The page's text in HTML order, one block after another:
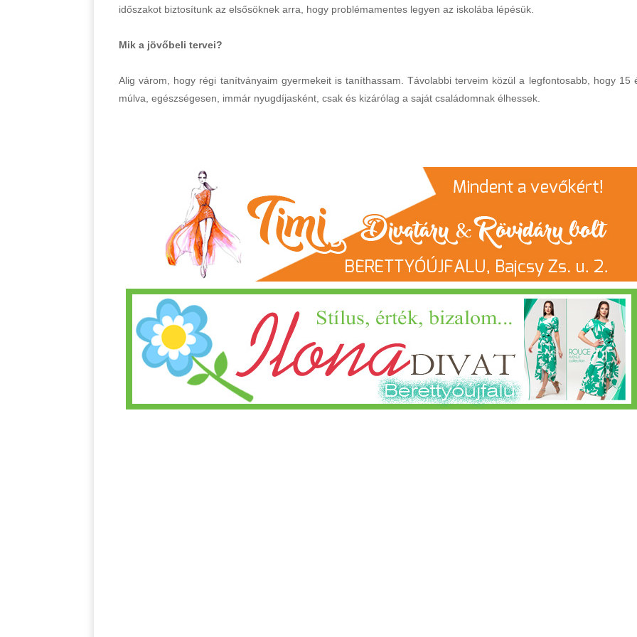
időszakot biztosítunk az elsősöknek arra, hogy problémamentes legyen az iskolába lépésük.
Mik a jövőbeli tervei?
Alig várom, hogy régi tanítványaim gyermekeit is taníthassam. Távolabbi terveim közül a legfontosabb, hogy 15
múlva, egészségesen, immár nyugdíjasként, csak és kizárólag a saját családomnak élhessek.